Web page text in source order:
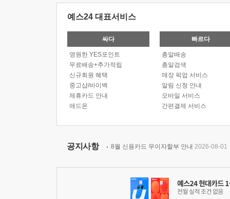
예스24 대표서비스
싸다
영원한 YES포인트
무료배송+추가적립
신규회원 혜택
중고샵/바이백
제휴카드 안내
애드온
빠르다
총알배송
총알검색
매장 픽업 서비스
알림 신청 안내
모바일 서비스
간편결제 서비스
공지사항 8월 신용카드 무이자할부 안내 2026-08-01